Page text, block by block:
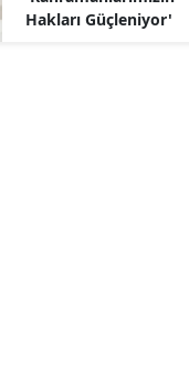
Hakları Güçleniyor'